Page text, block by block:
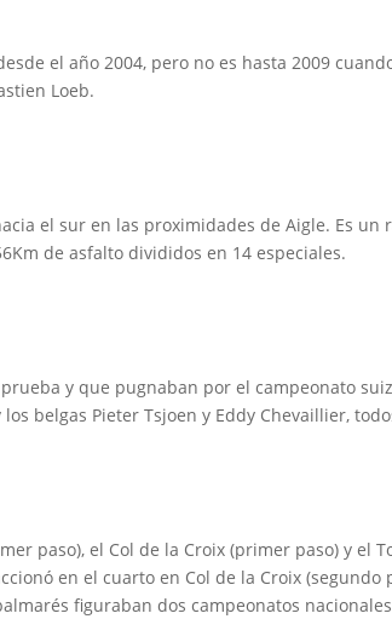
el año 2004, pero no es hasta 2009
Loeb.
el sur en las proximidades de Aigle. Es un
de asfalto divididos en 14 especiales.
y que pugnaban por el campeonato
belgas Pieter Tsjoen y Eddy Chevaillier,
paso), el Col de la Croix (primer paso) y el
en el cuarto en Col de la Croix
figuraban dos campeonatos